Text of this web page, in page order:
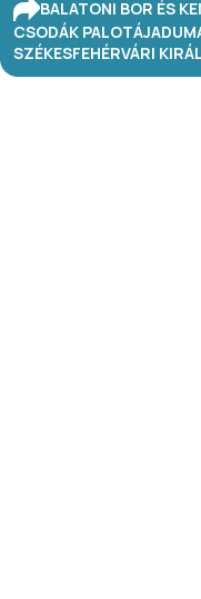
BALATONI BOR ÉS
CSODÁK PALOTÁJA
SZÉKESFEHÉRVÁRI